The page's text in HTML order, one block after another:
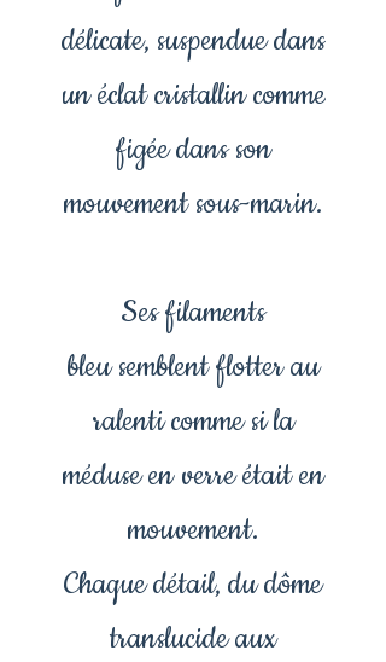
délicate, suspendue dans
un éclat cristallin comme
figée dans son
mouvement sous-marin.
Ses filaments
bleu semblent flotter au
ralenti comme si la
méduse en verre était en
mouvement.
Chaque détail, du dôme
translucide aux